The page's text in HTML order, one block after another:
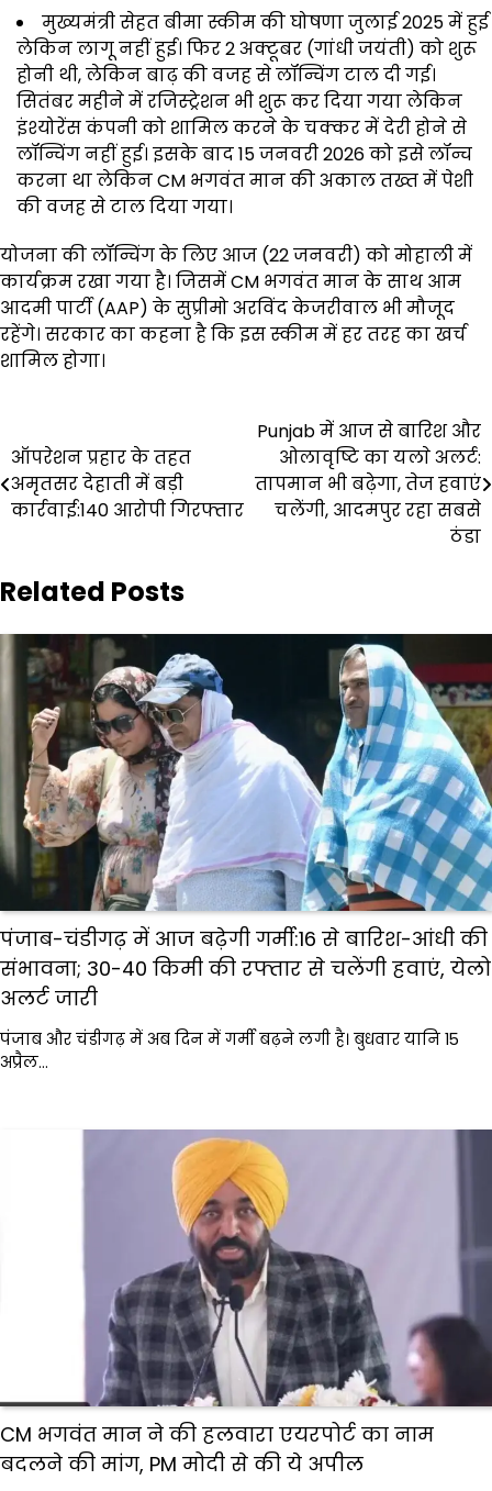
मुख्यमंत्री सेहत बीमा स्कीम की घोषणा जुलाई 2025 में हुई
लेकिन लागू नहीं हुई। फिर 2 अक्टूबर (गांधी जयंती) को शुरू
होनी थी, लेकिन बाढ़ की वजह से लॉन्चिंग टाल दी गई।
सितंबर महीने में रजिस्ट्रेशन भी शुरू कर दिया गया लेकिन
इंश्योरेंस कंपनी को शामिल करने के चक्कर में देरी होने से
लॉन्चिंग नहीं हुई। इसके बाद 15 जनवरी 2026 को इसे लॉन्च
करना था लेकिन CM भगवंत मान की अकाल तख्त में पेशी
की वजह से टाल दिया गया।
योजना की लॉन्चिंग के लिए आज (22 जनवरी) को मोहाली में
कार्यक्रम रखा गया है। जिसमें CM भगवंत मान के साथ आम
आदमी पार्टी (AAP) के सुप्रीमो अरविंद केजरीवाल भी मौजूद
रहेंगे। सरकार का कहना है कि इस स्कीम में हर तरह का खर्च
शामिल होगा।
Post
navigation
ऑपरेशन प्रहार के तहत
अमृतसर देहाती में बड़ी
कार्रवाई:140 आरोपी गिरफ्तार
Punjab में आज से बारिश और
ओलावृष्टि का यलाे अलर्ट:
तापमान भी बढ़ेगा, तेज हवाएं
चलेंगी, आदमपुर रहा सबसे
ठंडा
Related Posts
पंजाब-चंडीगढ़ में आज बढ़ेगी गर्मी:16 से बारिश-आंधी की
संभावना; 30-40 किमी की रफ्तार से चलेंगी हवाएं, येलो
अलर्ट जारी
पंजाब और चंडीगढ़ में अब दिन में गर्मी बढ़ने लगी है। बुधवार यानि 15
अप्रैल…
CM भगवंत मान ने की हलवारा एयरपोर्ट का नाम
बदलने की मांग, PM मोदी से की ये अपील